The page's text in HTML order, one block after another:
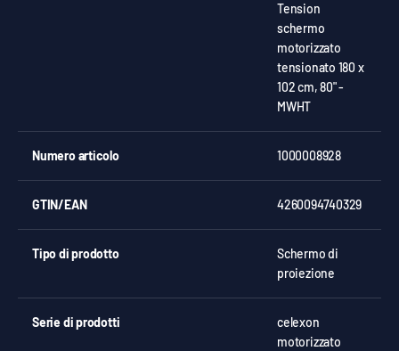
Tension
schermo
motorizzato
tensionato 180 x
102 cm, 80" -
MWHT
Numero articolo 1000008928
GTIN/EAN 4260094740329
Tipo di prodotto
Schermo di
proiezione
Serie di prodotti
celexon
motorizzato